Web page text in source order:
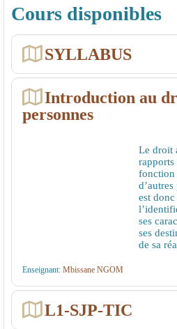
Cours disponibles
SYLLABUS
Introduction au
personnes
Le droit
rapports
fonction
est
ses
ses
de sa
Enseignant: Mbissane NGOM
L1-SJP-TIC